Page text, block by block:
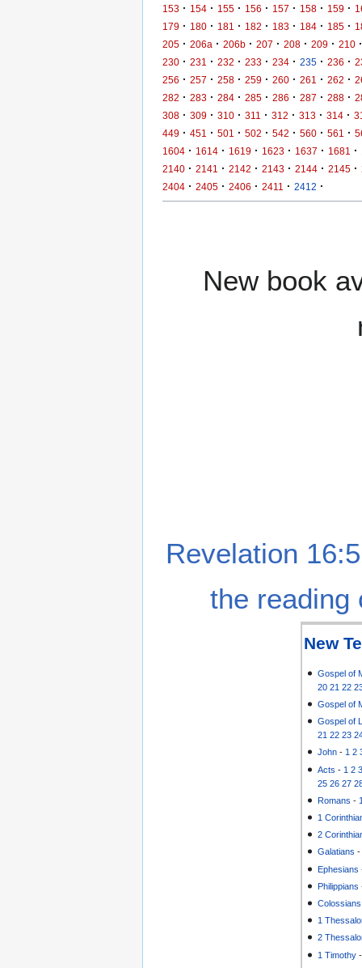
153 · 154 · 155 · 156 · 157 · 158 · 159 ·
179 · 180 · 181 · 182 · 183 · 184 · 185 ·
205 · 206a · 206b · 207 · 208 · 209 · 210 ·
230 · 231 · 232 · 233 · 234 · 235 · 236 ·
256 · 257 · 258 · 259 · 260 · 261 · 262 ·
282 · 283 · 284 · 285 · 286 · 287 · 288 ·
308 · 309 · 310 · 311 · 312 · 313 · 314 ·
449 · 451 · 501 · 502 · 542 · 560 · 561 ·
1604 · 1614 · 1619 · 1623 · 1637 · 1681 ·
2140 · 2141 · 2142 · 2143 · 2144 · 2145 ·
2404 · 2405 · 2406 · 2411 · 2412 ·
New book
Revelation
the reading
New
Gospel of
20 21 22
Gospel of
Gospel of
21 22 23
John - 1 2
Acts - 1 2
25 26 27
Romans -
1
2
Galatians
Ephesians
Philippians
Colossians
1
2
1 Timothy